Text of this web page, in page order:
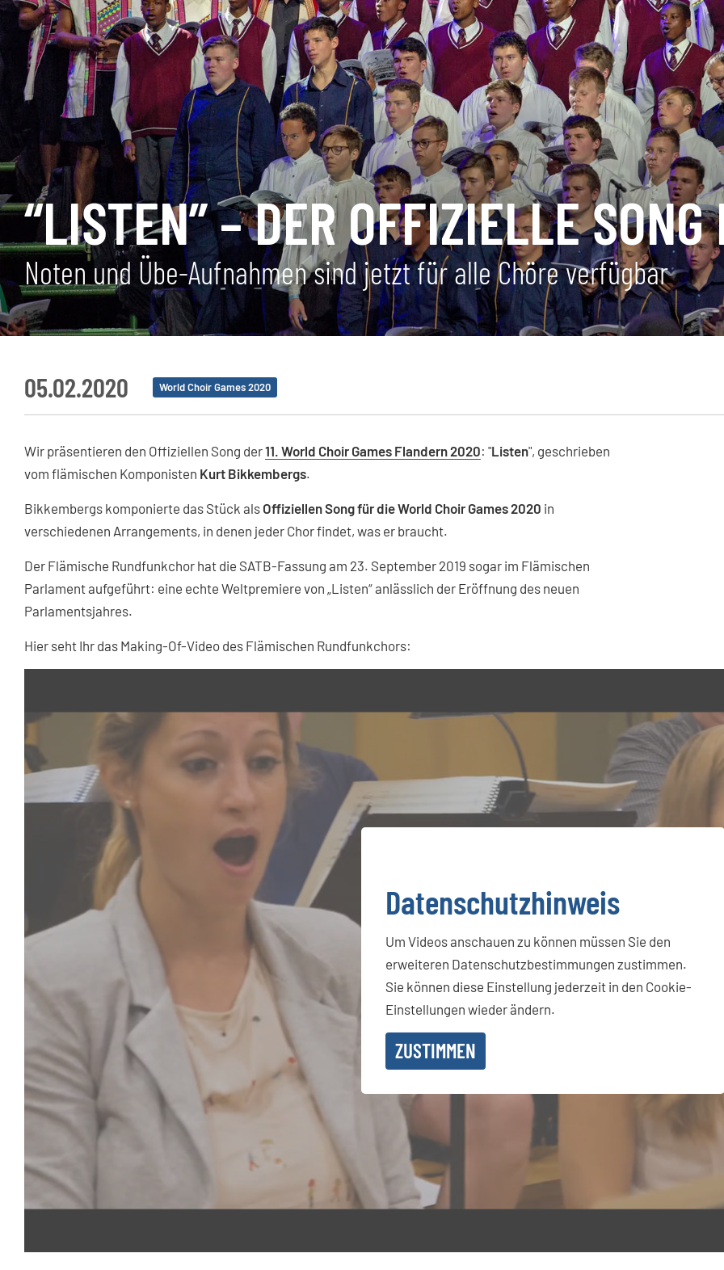
“LISTEN” – DER OFFIZIELLE
Noten und Übe-Aufnahmen sind jetzt für alle Chöre verfügbar
05.02.2020 World Choir Games 2020
Wir präsentieren den Offiziellen Song der11. World Choir Games Flandern 2020: "Listen", geschrieben
vom flämischen Komponisten Kurt Bikkembergs.
Bikkembergs komponierte das Stück als Offiziellen Song für die World Choir Games 2020 in
verschiedenen Arrangements, in denen jeder Chor findet, was er braucht.
Der Flämische Rundfunkchor hat die SATB-Fassung am 23. September 2019 sogar im Flämischen
Parlament aufgeführt: eine echte Weltpremiere von „Listen“ anlässlich der Eröffnung des neuen
Parlamentsjahres.
Hier seht Ihr das Making-Of-Video des Flämischen Rundfunkchors:
Datenschutzhinweis
Um Videos anschauen zu können müssen Sie den
erweiteren Datenschutzbestimmungen zustimmen.
Sie können diese Einstellung jederzeit in den Cookie-
Einstellungen wieder ändern.
ZUSTIMMEN